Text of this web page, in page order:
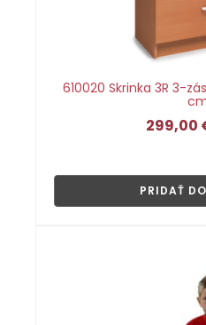
610020 Skrinka 3R 3-
299,00
PRIDAŤ